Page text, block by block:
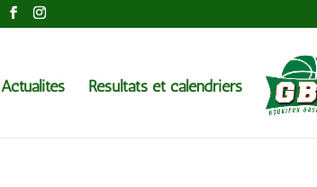
Actualités Résultats et calendriers